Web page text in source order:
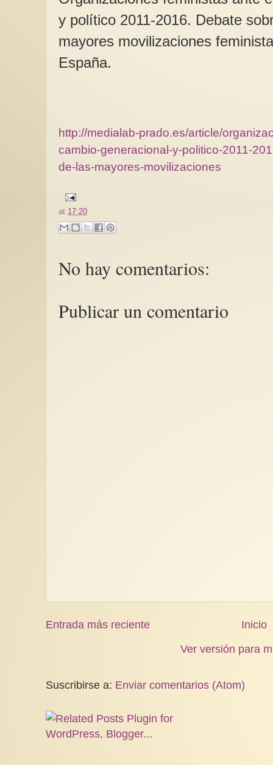
y político 2011-2016. Debate
mayores movilizaciones
España.
http://medialab-prado.es/article/
cambio-generacional-y-politico-2011-
de-las-mayores-movilizaciones
at 17:20
No hay comentarios:
Publicar un comentario
Entrada más reciente
Inicio
Ver versión para
Suscribirse a: Enviar comentarios (Atom)
En 2024 hubo un